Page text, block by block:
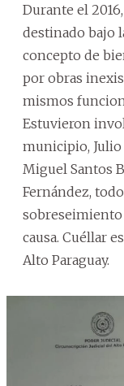
Durante el
destinado bajo
concepto de
por obras
mismos
Estuvieron
municipio, Julio
Miguel Santos
Fernández,
sobreseimiento
causa. Cuéllar
Alto Paraguay.